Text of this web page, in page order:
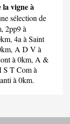
vigne à
sélection de
2pp9à
4a à Saint
A D V à
à 0km, A &
S T Comà
à 0km.